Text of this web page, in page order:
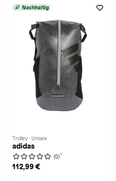
Nachhaltig
Trolley · Unisex
adidas
(0) 1
112,99 €